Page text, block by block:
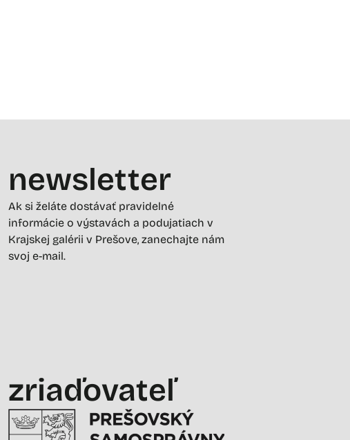
newsletter
Ak si želáte dostávať pravidelné
informácie o výstavách a podujatiach v
Krajskej galérii v Prešove, zanechajte nám
svoj e-mail.
zriaďovateľ